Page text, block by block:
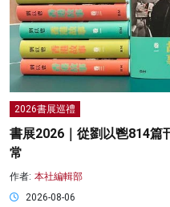
2026書展巡禮
書展2026｜從劉以鬯814篇
常
作者: 本社編輯部
2026-08-06